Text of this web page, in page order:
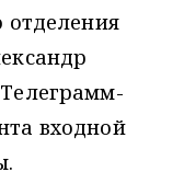
отделения
входной